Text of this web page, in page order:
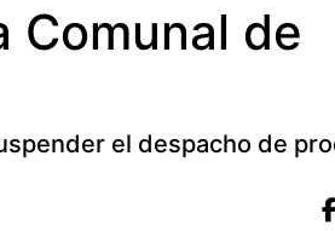
Comunal de
el despacho de